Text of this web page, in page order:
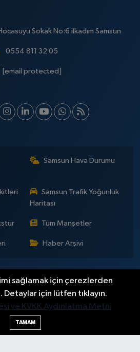
Sokak No:6 ilkadım Samsun
0554 811 32 05
[email protected]
Samsun Hava Durumu
Samsun Trafik Yoğunluk
Haritası
Tüm Manşetler
Haber Arşivi
Gizlilik Sözleşmesi
Şartları
Yayın İlkeleri
Hakkımızda
DÜNYA EĞİTİM EKONOMİ
GENEL
KÜLTÜR - SANAT
SAMSUN HABER
sağlamak için çerezlerden
Detaylar için lütfen tıklayın.
ve KVKK Aydınlatma Metni
TAMAM